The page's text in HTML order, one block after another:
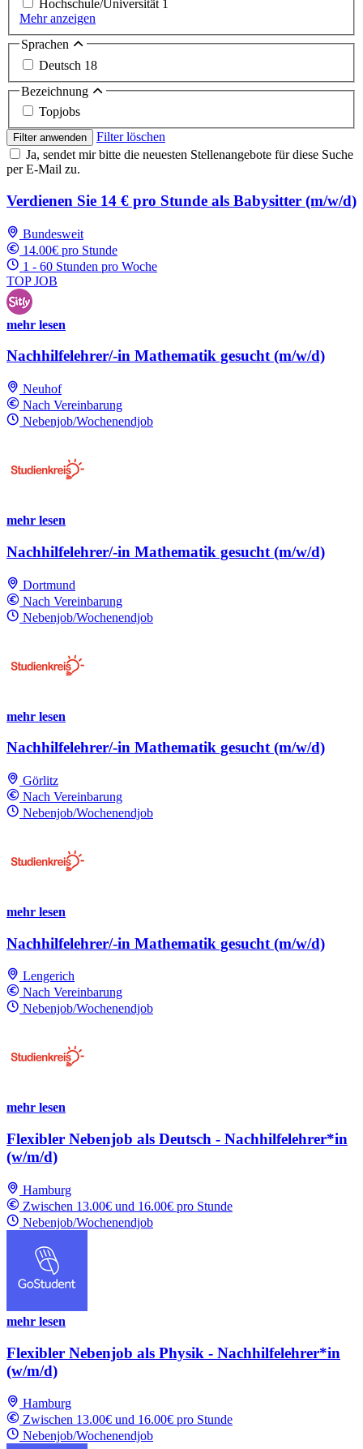
Hochschule/Universität 1
Mehr anzeigen
Sprachen
Deutsch 18
Bezeichnung
Topjobs
Filter anwenden
Filter löschen
Ja, sendet mir bitte die neuesten Stellenangebote für diese Suche
per E-Mail zu.
Verdienen Sie 14 € pro Stunde als Babysitter (m/w/d)
Bundesweit
14.00€ pro Stunde
1 - 60 Stunden pro Woche
TOP JOB
mehr lesen
Nachhilfelehrer/-in Mathematik gesucht (m/w/d)
Neuhof
Nach Vereinbarung
Nebenjob/Wochenendjob
mehr lesen
Nachhilfelehrer/-in Mathematik gesucht (m/w/d)
Dortmund
Nach Vereinbarung
Nebenjob/Wochenendjob
mehr lesen
Nachhilfelehrer/-in Mathematik gesucht (m/w/d)
Görlitz
Nach Vereinbarung
Nebenjob/Wochenendjob
mehr lesen
Nachhilfelehrer/-in Mathematik gesucht (m/w/d)
Lengerich
Nach Vereinbarung
Nebenjob/Wochenendjob
mehr lesen
Flexibler Nebenjob als Deutsch - Nachhilfelehrer*in
(w/m/d)
Hamburg
Zwischen 13.00€ und 16.00€ pro Stunde
Nebenjob/Wochenendjob
mehr lesen
Flexibler Nebenjob als Physik - Nachhilfelehrer*in
(w/m/d)
Hamburg
Zwischen 13.00€ und 16.00€ pro Stunde
Nebenjob/Wochenendjob